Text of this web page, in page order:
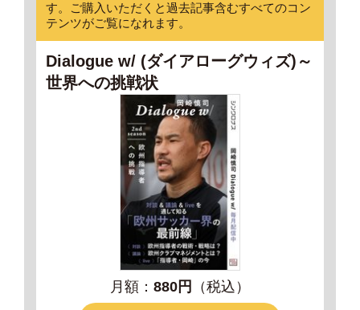
す。ご購入いただくと過去記事含むすべてのコン
テンツがご覧になれます。
Dialogue w/ (ダイアローグウィズ)～
世界への挑戦状
月額： 880円
（税込）